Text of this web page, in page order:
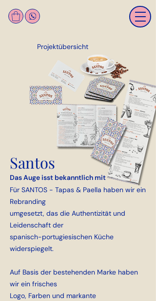
Projektübersicht
Santos
Das Auge isst bekanntlich mit
Für SANTOS - Tapas & Paella haben wir ein
Rebranding
umgesetzt, das die Authentizität und
Leidenschaft der
spanisch-portugiesischen Küche
widerspiegelt.
Auf Basis der bestehenden Marke haben
wir ein frisches
Logo, Farben und markante